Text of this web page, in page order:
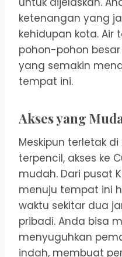
ketenangan yang
kehidupan kota. Air
pohon-pohon
yang semakin
tempat ini.
Akses yang
Meskipun terletak
terpencil, akses ke
mudah. Dari pusat
menuju tempat ini
waktu sekitar dua
pribadi. Anda bisa
menyuguhkan
indah, membuat